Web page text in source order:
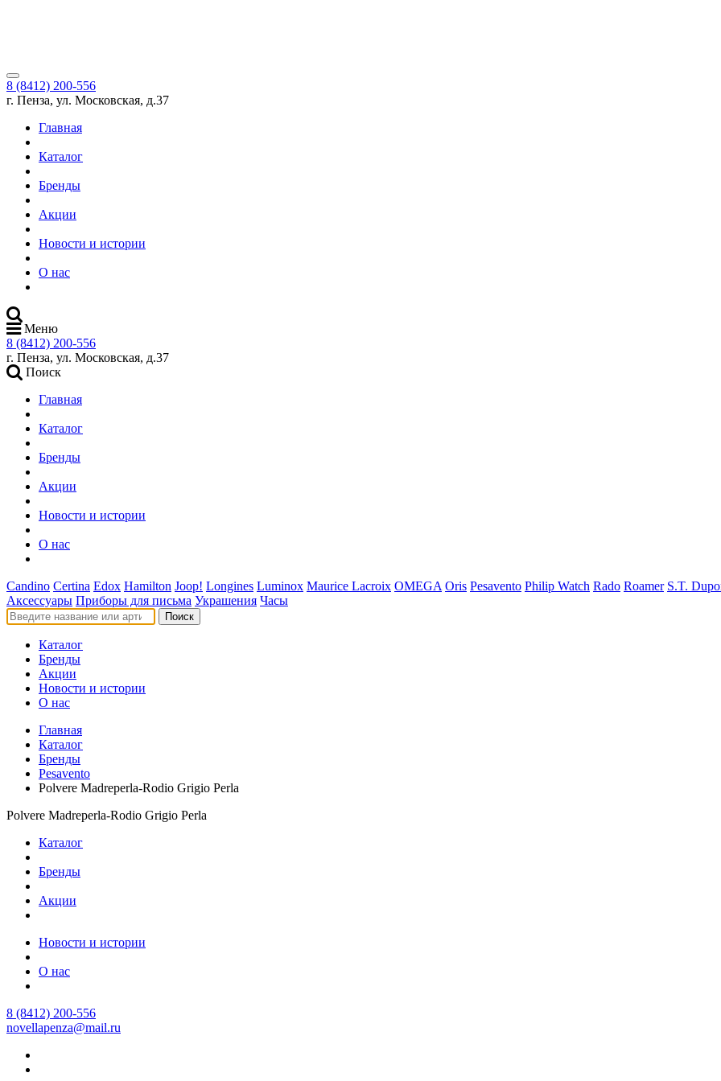
8 (8412) 200-556
г. Пенза, ул. Московская, д.37
Главная
Каталог
Бренды
Акции
Новости и истории
О нас
Меню
8 (8412) 200-556
г. Пенза, ул. Московская, д.37
Поиск
Главная
Каталог
Бренды
Акции
Новости и истории
О нас
Candino Certina Edox Hamilton Joop! Longines Luminox Maurice Lacroix OMEGA Oris Pesavento Philip Watch Rado Roamer S.T.
Аксессуары Приборы для письма Украшения Часы
Поиск
Каталог
Бренды
Акции
Новости и истории
О нас
Главная
Каталог
Бренды
Pesavento
Polvere Madreperla-Rodio Grigio Perla
Polvere Madreperla-Rodio Grigio Perla
Каталог
Бренды
Акции
Новости и истории
О нас
8 (8412) 200-556
novellapenza@mail.ru